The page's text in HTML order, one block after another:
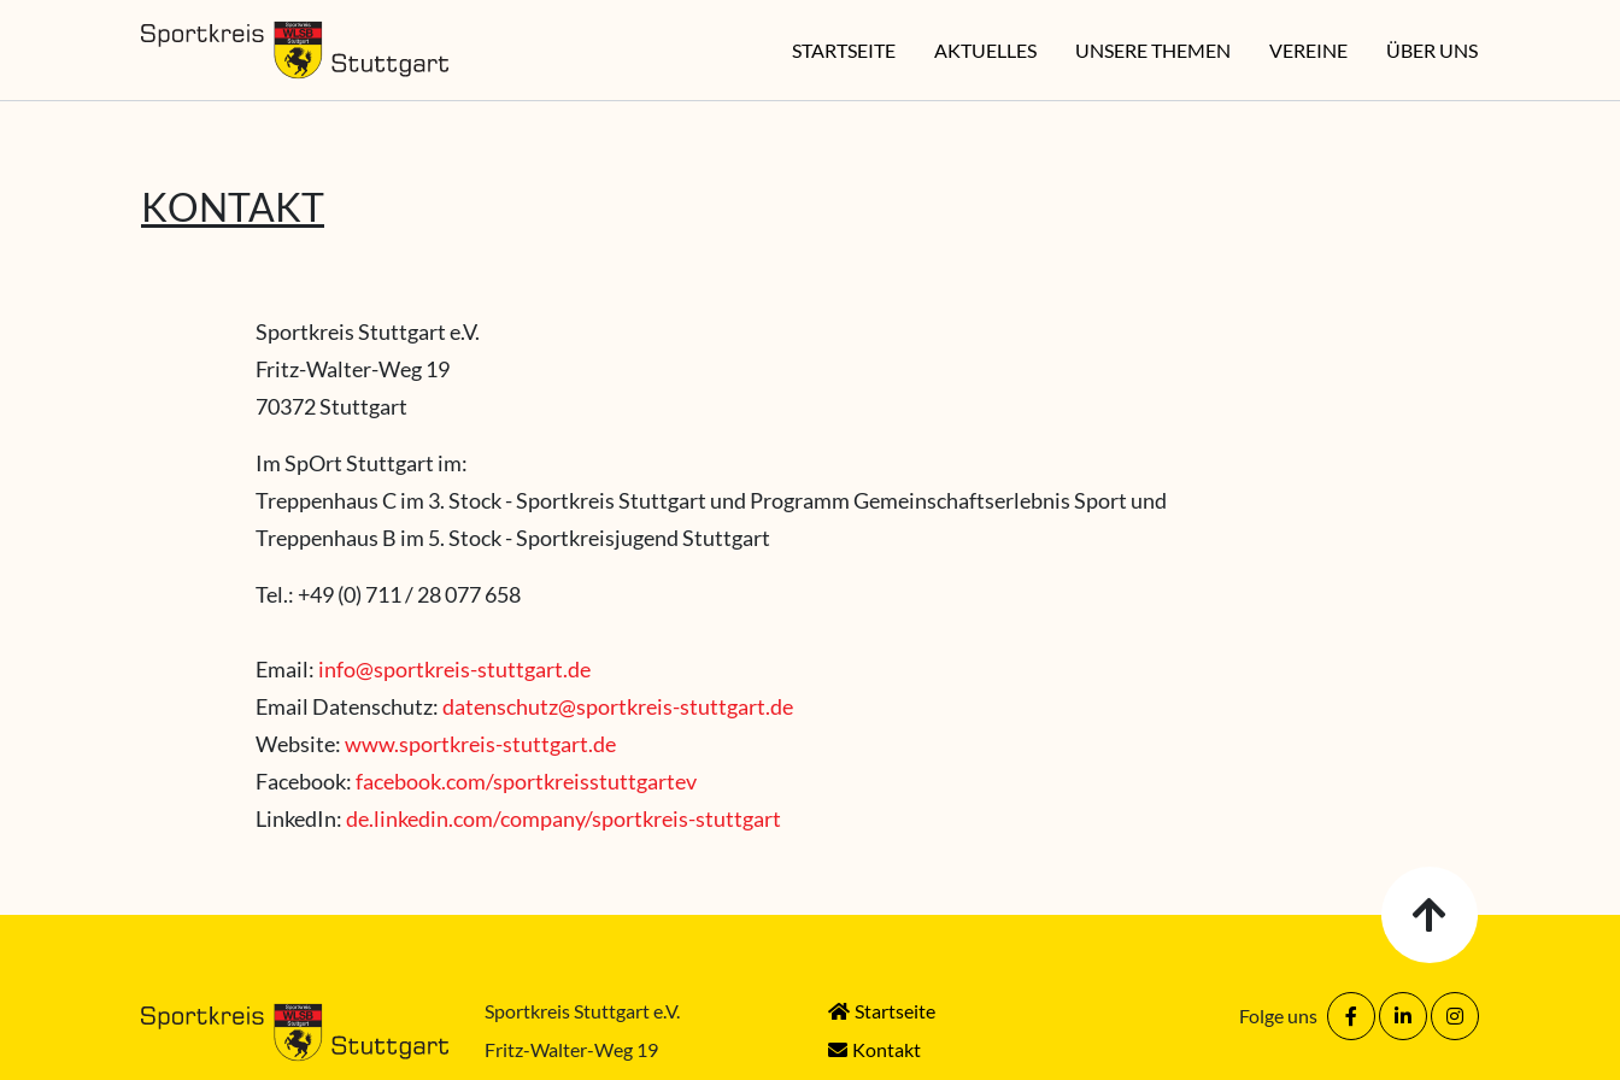
STARTSEITE AKTUELLES UNSERE THEMEN VEREINE ÜBER UNS
KONTAKT
Sportkreis Stuttgart e.V.
Fritz-Walter-Weg 19
70372 Stuttgart
Im SpOrt Stuttgart im:
Treppenhaus C im 3. Stock - Sportkreis Stuttgart und Programm Gemeinschaftserlebnis Sport und
Treppenhaus B im 5. Stock - Sportkreisjugend Stuttgart
Tel.: +49 (0) 711 / 28 077 658
Email: info@sportkreis-stuttgart.de
Email Datenschutz:datenschutz@sportkreis-stuttgart.de
Website:www.sportkreis-stuttgart.de
Facebook:facebook.com/sportkreisstuttgartev
LinkedIn:de.linkedin.com/company/sportkreis-stuttgart
Sportkreis Stuttgart e.V.
Fritz-Walter-Weg 19
Startseite
Kontakt
Folge uns